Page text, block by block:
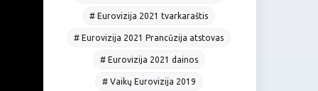
# Eurovizija 2021 tvarkaraštis
# Eurovizija 2021 Prancūzija atstovas
# Eurovizija 2021 dainos
# Vaikų Eurovizija 2019